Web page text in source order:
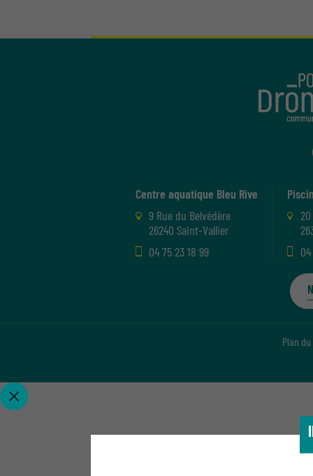
Centre aquatique Bleu Rive
9 Rue du Belvédère
26240 Saint-Vallier
04 75 23 18 99
Plan